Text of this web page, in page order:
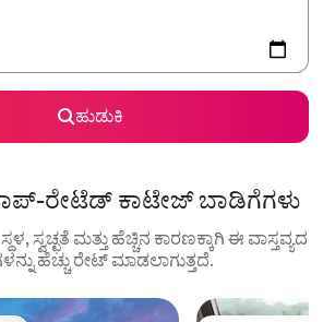
ಹುಡುಕಿ
ರೇಟೆಡ್ ಕಾಟೇಜ್ ಬಾಡಿಗೆಗಳು
ಸ್ವಚ್ಛತೆ ಮತ್ತು ಹೆಚ್ಚಿನ ಕಾರಣಕ್ಕಾಗಿ ಈ ವಾಸ್ತವ್ಯದ
ಹೆಚ್ಚು ರೇಟ್ ಮಾಡಲಾಗುತ್ತದೆ.